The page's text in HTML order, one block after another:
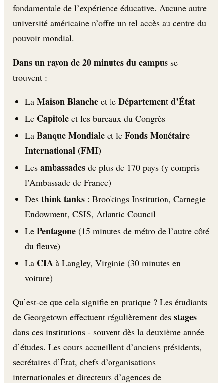
fondamentale de l’expérience éducative. Aucune autre
université américaine n’offre un tel accès au centre du
pouvoir mondial.
Dans un rayon de 20 minutes du campus se
trouvent :
La Maison Blancheet le Département d’État
Le Capitoleet les bureaux du Congrès
La Banque Mondialeet le Fonds Monétaire
International (FMI)
Les ambassadesde plus de 170 pays (y compris
l’Ambassade de France)
Des think tanks: Brookings Institution, Carnegie
Endowment, CSIS, Atlantic Council
Le Pentagone(15 minutes de métro de l’autre côté
du fleuve)
La CIAà Langley, Virginie (30 minutes en
voiture)
Qu’est-ce que cela signifie en pratique ? Les étudiants
de Georgetown effectuent régulièrement des stages
dans ces institutions - souvent dès la deuxième année
d’études. Les cours accueillent d’anciens présidents,
secrétaires d’État, chefs d’organisations
internationales et directeurs d’agences de